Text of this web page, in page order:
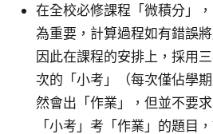
在全校必修課程「微積分」
為重要，計算過程如有錯誤
因此在課程的安排上，採用
次的「小考」（每次僅佔學
然會出「作業」，但並不要
「小考」考「作業」的題目